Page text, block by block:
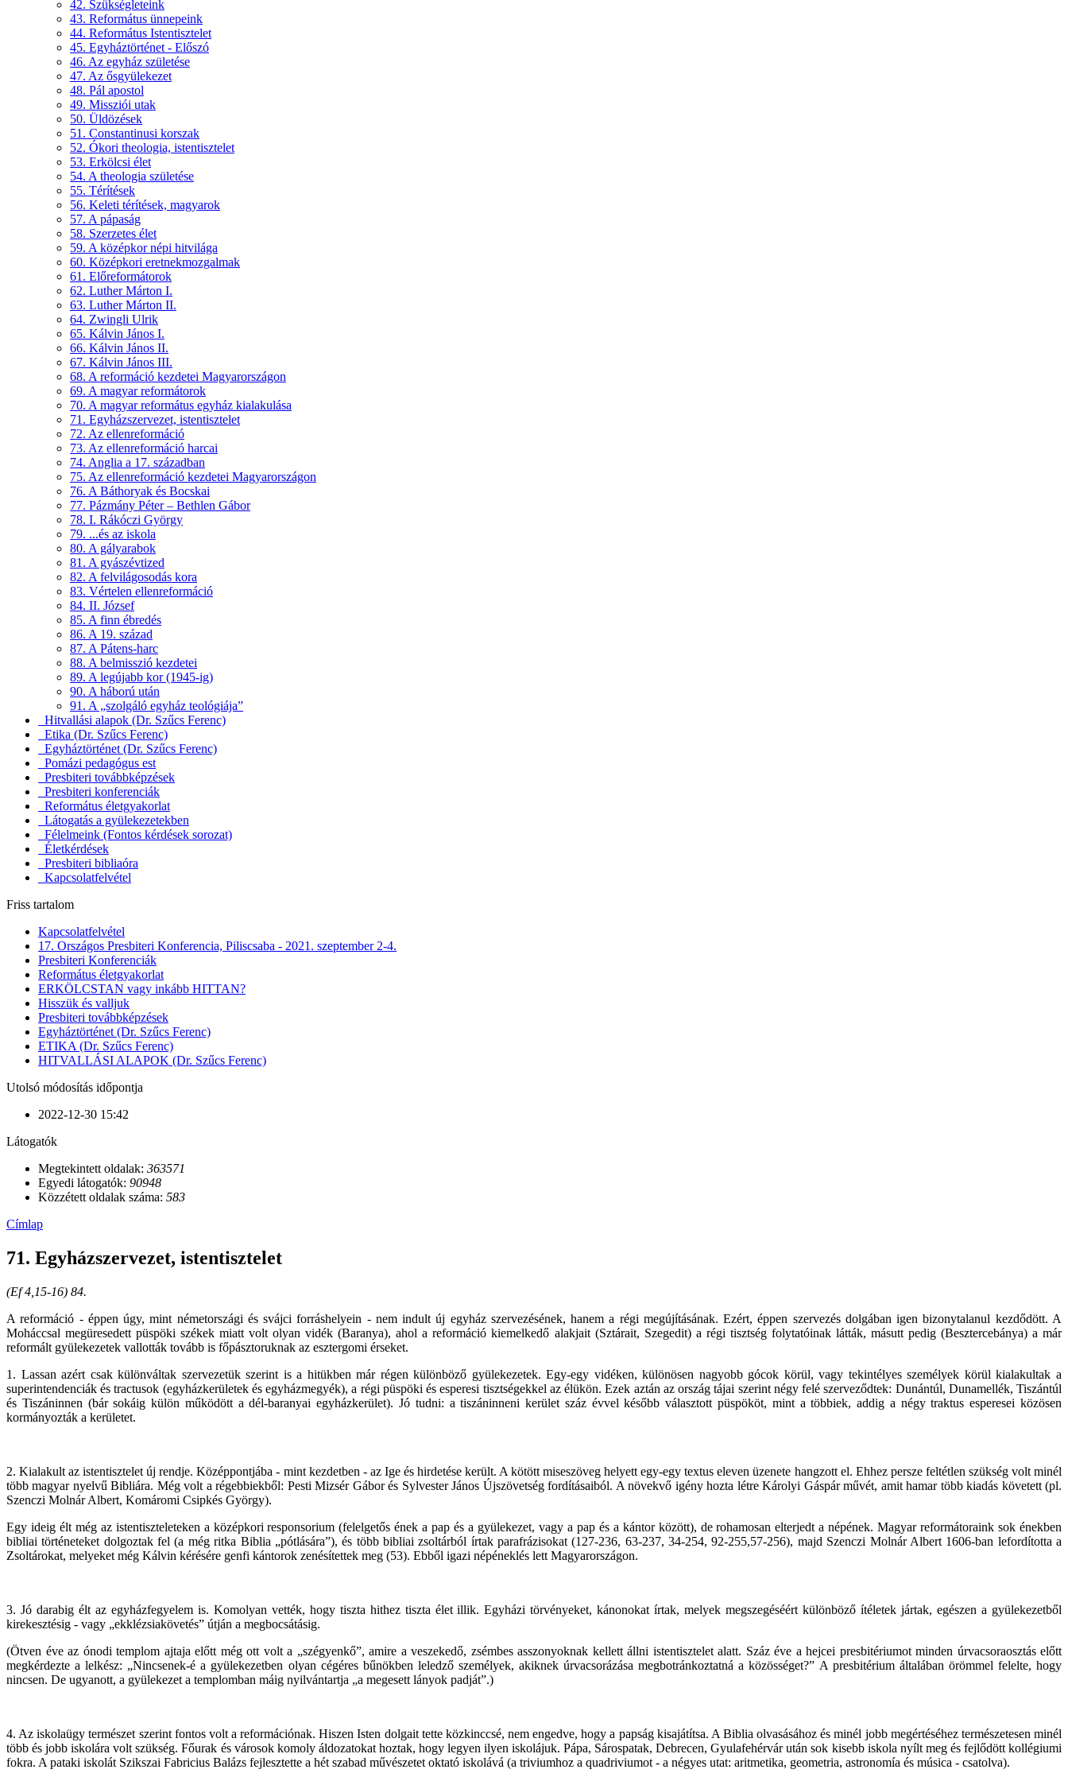
42. Szükségleteink
43. Református ünnepeink
44. Református Istentisztelet
45. Egyháztörténet - Előszó
46. Az egyház születése
47. Az ősgyülekezet
48. Pál apostol
49. Missziói utak
50. Üldözések
51. Constantinusi korszak
52. Ókori theologia, istentisztelet
53. Erkölcsi élet
54. A theologia születése
55. Térítések
56. Keleti térítések, magyarok
57. A pápaság
58. Szerzetes élet
59. A középkor népi hitvilága
60. Középkori eretnekmozgalmak
61. Előreformátorok
62. Luther Márton I.
63. Luther Márton II.
64. Zwingli Ulrik
65. Kálvin János I.
66. Kálvin János II.
67. Kálvin János III.
68. A reformáció kezdetei Magyarországon
69. A magyar reformátorok
70. A magyar református egyház kialakulása
71. Egyházszervezet, istentisztelet
72. Az ellenreformáció
73. Az ellenreformáció harcai
74. Anglia a 17. században
75. Az ellenreformáció kezdetei Magyarországon
76. A Báthoryak és Bocskai
77. Pázmány Péter – Bethlen Gábor
78. I. Rákóczi György
79. ...és az iskola
80. A gályarabok
81. A gyászévtized
82. A felvilágosodás kora
83. Vértelen ellenreformáció
84. II. József
85. A finn ébredés
86. A 19. század
87. A Pátens-harc
88. A belmisszió kezdetei
89. A legújabb kor (1945-ig)
90. A háború után
91. A „szolgáló egyház teológiája”
Hitvallási alapok (Dr. Szűcs Ferenc)
Etika (Dr. Szűcs Ferenc)
Egyháztörténet (Dr. Szűcs Ferenc)
Pomázi pedagógus est
Presbiteri továbbképzések
Presbiteri konferenciák
Református életgyakorlat
Látogatás a gyülekezetekben
Félelmeink (Fontos kérdések sorozat)
Életkérdések
Presbiteri bibliaóra
Kapcsolatfelvétel
Friss tartalom
Kapcsolatfelvétel
17. Országos Presbiteri Konferencia, Piliscsaba - 2021. szeptember 2-4.
Presbiteri Konferenciák
Református életgyakorlat
ERKÖLCSTAN vagy inkább HITTAN?
Hisszük és valljuk
Presbiteri továbbképzések
Egyháztörténet (Dr. Szűcs Ferenc)
ETIKA (Dr. Szűcs Ferenc)
HITVALLÁSI ALAPOK (Dr. Szűcs Ferenc)
Utolsó módosítás időpontja
2022-12-30 15:42
Látogatók
Megtekintett oldalak: 363571
Egyedi látogatók: 90948
Közzétett oldalak száma: 583
Címlap
71. Egyházszervezet, istentisztelet
(Ef 4,15-16) 84.
A reformáció - éppen úgy, mint németországi és svájci forráshelyein - nem indult új egyház szervezésének, hanem a régi megújításának. Ezért, éppen szervezés dolgában igen bizonytalanul kezdődött. A
Moháccsal megüresedett püspöki székek miatt volt olyan vidék (Baranya), ahol a reformáció kiemelkedő alakjait (Sztárait, Szegedit) a régi tisztség folytatóinak látták, másutt pedig (Besztercebánya) a már
reformált gyülekezetek vallották tovább is főpásztoruknak az esztergomi érseket.
1. Lassan azért csak különváltak szervezetük szerint is a hitükben már régen különböző gyülekezetek. Egy-egy vidéken, különösen nagyobb gócok körül, vagy tekintélyes személyek körül kialakultak a
superintendenciák és tractusok (egyházkerületek és egyházmegyék), a régi püspöki és esperesi tisztségekkel az élükön. Ezek aztán az ország tájai szerint négy felé szerveződtek: Dunántúl, Dunamellék, Tiszántúl
és Tiszáninnen (bár sokáig külön működött a dél-baranyai egyházkerület). Jó tudni: a tiszáninneni kerület száz évvel később választott püspököt, mint a többiek, addig a négy traktus esperesei közösen
kormányozták a kerületet.
2. Kialakult az istentisztelet új rendje. Középpontjába - mint kezdetben - az Ige és hirdetése került. A kötött miseszöveg helyett egy-egy textus eleven üzenete hangzott el. Ehhez persze feltétlen szükség volt minél
több magyar nyelvű Bibliára. Még volt a régebbiekből: Pesti Mizsér Gábor és Sylvester János Újszövetség fordításaiból. A növekvő igény hozta létre Károlyi Gáspár művét, amit hamar több kiadás követett (pl.
Szenczi Molnár Albert, Komáromi Csipkés György).
Egy ideig élt még az istentiszteleteken a középkori responsorium (felelgetős ének a pap és a gyülekezet, vagy a pap és a kántor között), de rohamosan elterjedt a népének. Magyar reformátoraink sok énekben
bibliai történeteket dolgoztak fel (a még ritka Biblia „pótlására”), és több bibliai zsoltárból írtak parafrázisokat (127-236, 63-237, 34-254, 92-255,57-256), majd Szenczi Molnár Albert 1606-ban lefordította a
Zsoltárokat, melyeket még Kálvin kérésére genfi kántorok zenésítettek meg (53). Ebből igazi népéneklés lett Magyarországon.
3. Jó darabig élt az egyházfegyelem is. Komolyan vették, hogy tiszta hithez tiszta élet illik. Egyházi törvényeket, kánonokat írtak, melyek megszegéséért különböző ítéletek jártak, egészen a gyülekezetből
kirekesztésig - vagy „ekklézsiakövetés” útján a megbocsátásig.
(Ötven éve az ónodi templom ajtaja előtt még ott volt a „szégyenkő”, amire a veszekedő, zsémbes asszonyoknak kellett állni istentisztelet alatt. Száz éve a hejcei presbitériumot minden úrvacsoraosztás előtt
megkérdezte a lelkész: „Nincsenek-é a gyülekezetben olyan cégéres bűnökben leledző személyek, akiknek úrvacsorázása megbotránkoztatná a közösséget?” A presbitérium általában örömmel felelte, hogy
nincsen. De ugyanott, a gyülekezet a templomban máig nyilvántartja „a megesett lányok padját”.)
4. Az iskolaügy természet szerint fontos volt a reformációnak. Hiszen Isten dolgait tette közkinccsé, nem engedve, hogy a papság kisajátítsa. A Biblia olvasásához és minél jobb megértéséhez természetesen minél
több és jobb iskolára volt szükség. Főurak és városok komoly áldozatokat hoztak, hogy legyen ilyen iskolájuk. Pápa, Sárospatak, Debrecen, Gyulafehérvár után sok kisebb iskola nyílt meg és fejlődött kollégiumi
fokra. A pataki iskolát Szikszai Fabricius Balázs fejlesztette a hét szabad művészetet oktató iskolává (a triviumhoz a quadriviumot - a négyes utat: aritmetika, geometria, astronomía és música - csatolva).